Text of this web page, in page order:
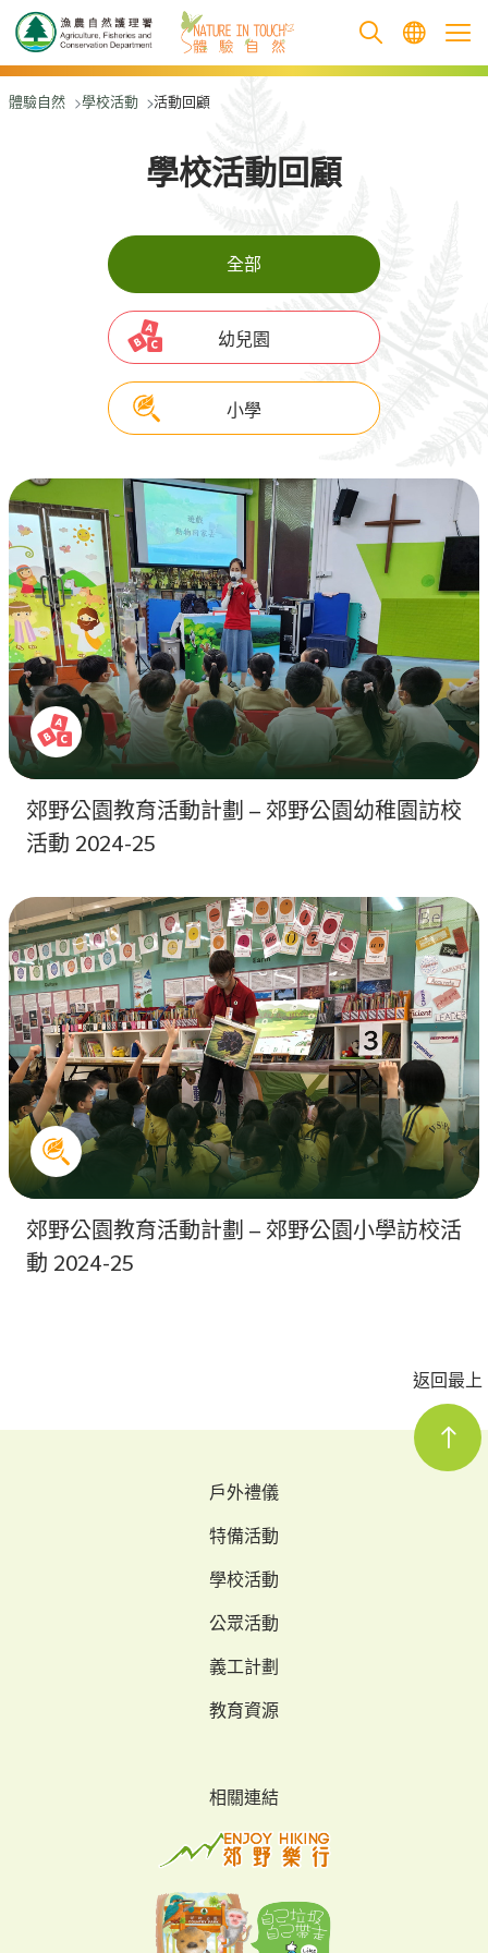
跳至主要內容
體驗自然 學校活動 活動回顧
學校活動回顧
全部
幼兒園
小學
郊野公園教育活動計劃 – 郊野公園幼稚園訪校
活動 2024-25
郊野公園教育活動計劃 – 郊野公園小學訪校活
動 2024-25
返回最上
戶外禮儀
特備活動
學校活動
公眾活動
義工計劃
教育資源
相關連結